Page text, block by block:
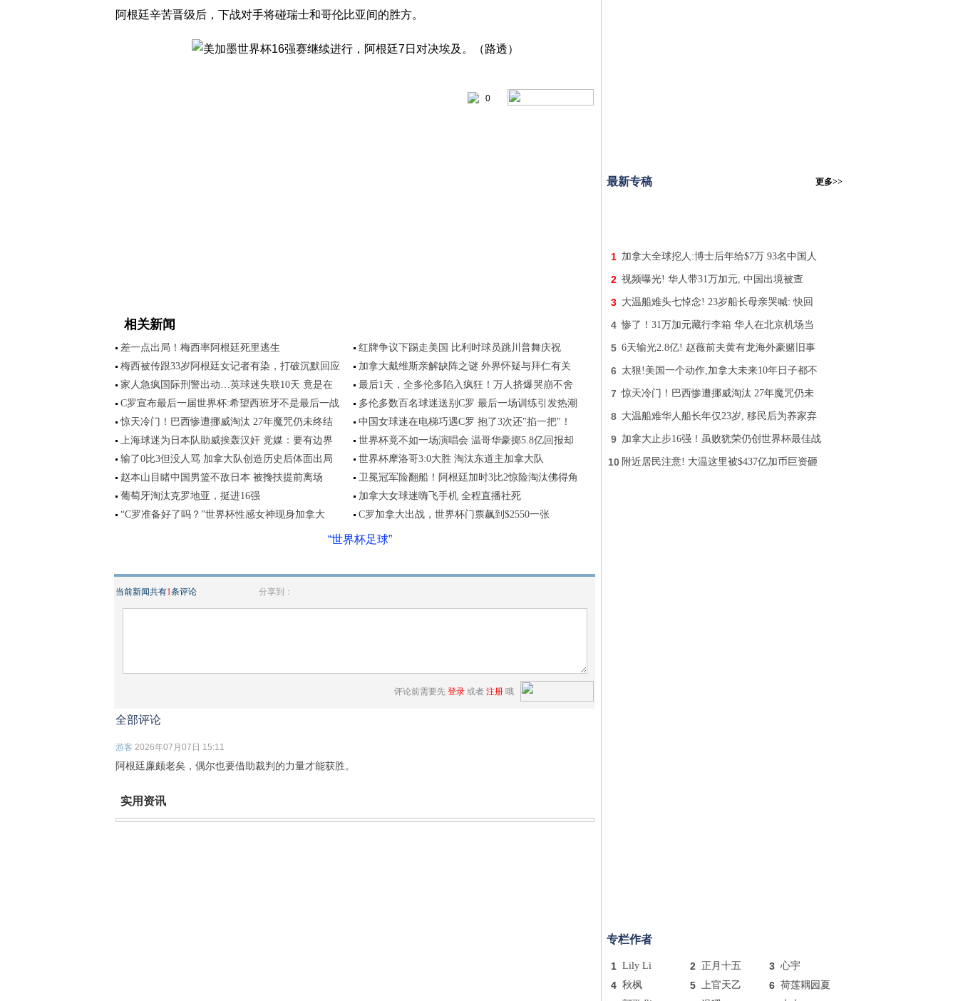
阿根廷辛苦晋级后，下战对手将碰瑞士和哥伦比亚间的胜方。
0
相关新闻
差一点出局！梅西率阿根廷死里逃生
红牌争议下踢走美国 比利时球员跳川普舞庆祝
梅西被传跟33岁阿根廷女记者有染，打破沉默回应
加拿大戴维斯亲解缺阵之谜 外界怀疑与拜仁有关
家人急疯国际刑警出动…英球迷失联10天 竟是在
最后1天，全多伦多陷入疯狂！万人挤爆哭崩不舍
C罗宣布最后一届世界杯:希望西班牙不是最后一战
多伦多数百名球迷送别C罗 最后一场训练引发热潮
惊天冷门！巴西惨遭挪威淘汰 27年魔咒仍未终结
中国女球迷在电梯巧遇C罗 抱了3次还"掐一把"！
上海球迷为日本队助威挨轰汉奸 党媒：要有边界
世界杯竟不如一场演唱会 温哥华豪掷5.8亿回报却
输了0比3但没人骂 加拿大队创造历史后体面出局
世界杯摩洛哥3:0大胜 淘汰东道主加拿大队
赵本山目睹中国男篮不敌日本 被搀扶提前离场
卫冕冠军险翻船！阿根廷加时3比2惊险淘汰佛得角
葡萄牙淘汰克罗地亚，挺进16强
加拿大女球迷嗨飞手机 全程直播社死
“C罗准备好了吗？”世界杯性感女神现身加拿大
C罗加拿大出战，世界杯门票飙到$2550一张
“世界杯足球”
当前新闻共有1条评论 分享到：
评论前需要先 登录 或者 注册 哦
全部评论
游客 2026年07月07日 15:11
阿根廷廉颇老矣，偶尔也要借助裁判的力量才能获胜。
实用资讯
最新专稿 更多>>
1 加拿大全球挖人:博士后年给$7万 93名中国人
2 视频曝光! 华人带31万加元, 中国出境被查
3 大温船难头七悼念! 23岁船长母亲哭喊: 快回
4 惨了！31万加元藏行李箱 华人在北京机场当
5 6天输光2.8亿! 赵薇前夫黄有龙海外豪赌旧事
6 太狠!美国一个动作,加拿大未来10年日子都不
7 惊天冷门！巴西惨遭挪威淘汰 27年魔咒仍未
8 大温船难华人船长年仅23岁, 移民后为养家弃
9 加拿大止步16强！虽败犹荣仍创世界杯最佳战
10 附近居民注意! 大温这里被$437亿加币巨资砸
专栏作者
1 Lily Li 2 正月十五 3 心宇
4 秋枫 5 上官天乙 6 荷莲耦园夏